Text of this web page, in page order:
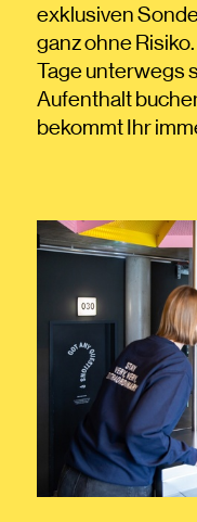
exklusiven
ganz ohne
Tage unterwegs
Aufenthalt
bekommt Ihr